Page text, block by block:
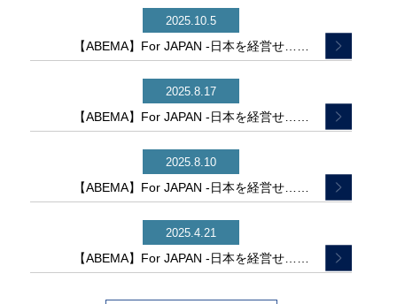
2025.10.5
【ABEMA】For JAPAN -日本を経営せ……
2025.8.17
【ABEMA】For JAPAN -日本を経営せ……
2025.8.10
【ABEMA】For JAPAN -日本を経営せ……
2025.4.21
【ABEMA】For JAPAN -日本を経営せ……